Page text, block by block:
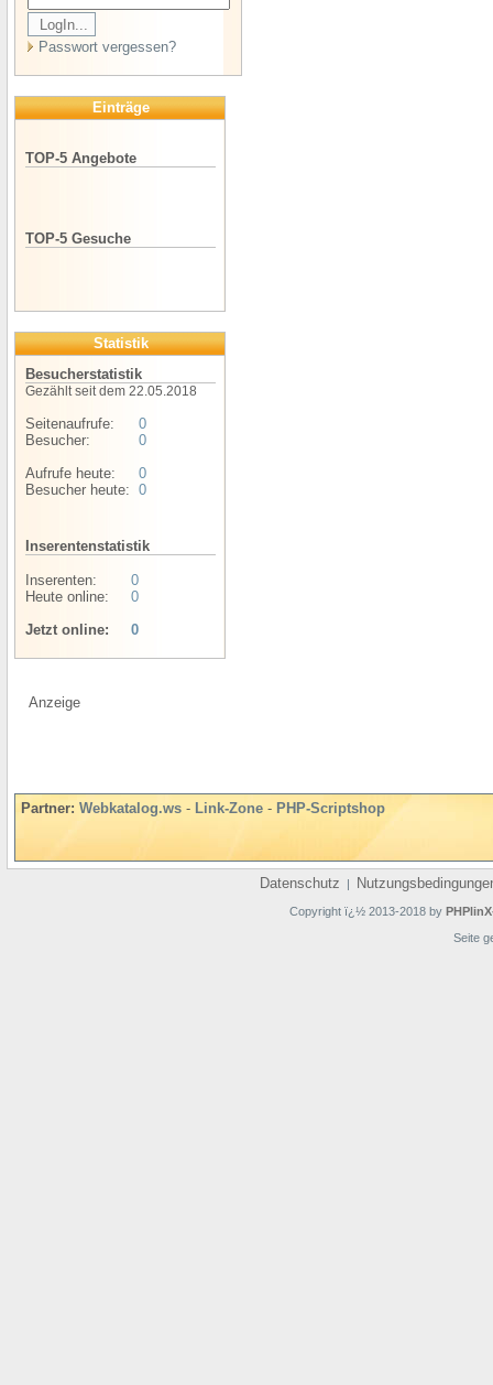
Passwort vergessen?
Einträge
TOP-5 Angebote
TOP-5 Gesuche
Statistik
Besucherstatistik
Gezählt seit dem 22.05.2018
Seitenaufrufe:
Besucher:
Aufrufe heute:
Besucher heute:
0
0
0
0
Inserentenstatistik
Inserenten:
Heute online:
0
0
Jetzt online:
0
Anzeige
Partner: Webkatalog.ws - Link-Zone - PHP-Scriptshop
Datenschutz |
Copyright ï¿½ 2013-2018 by
Seite